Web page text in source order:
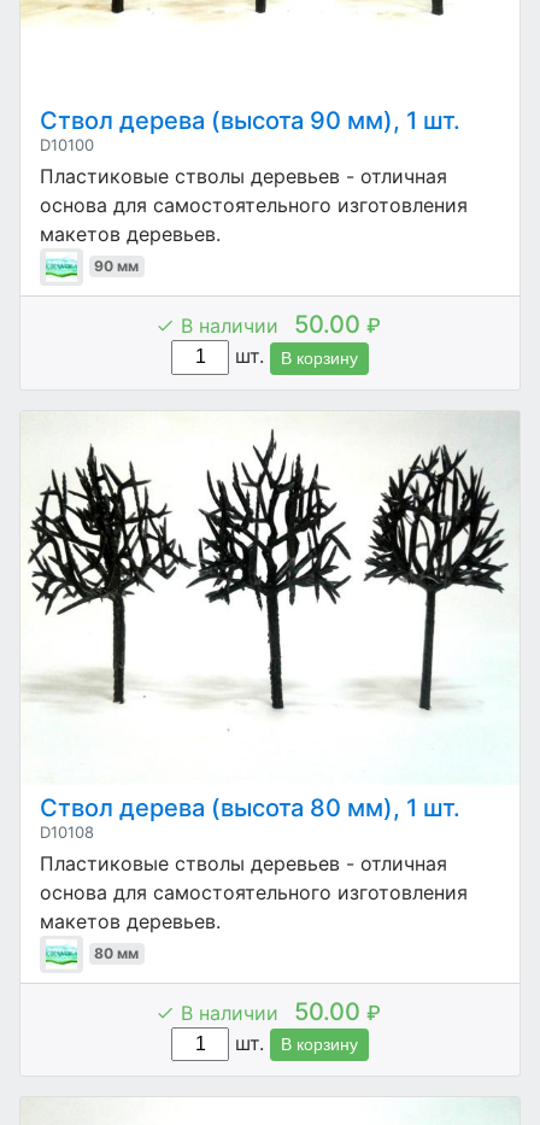
Ствол дерева (высота 90 мм), 1 шт.
D10100
Пластиковые стволы деревьев - отличная
основа для самостоятельного изготовления
макетов деревьев.
90 мм
В наличии 50.00 ₽
шт.
В корзину
Ствол дерева (высота 80 мм), 1 шт.
D10108
Пластиковые стволы деревьев - отличная
основа для самостоятельного изготовления
макетов деревьев.
80 мм
В наличии 50.00 ₽
шт.
В корзину